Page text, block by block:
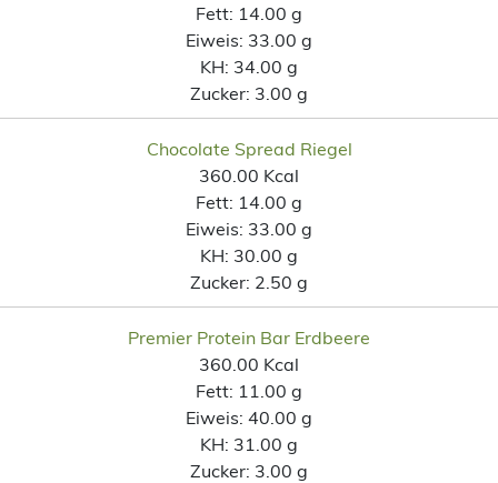
Fett: 14.00 g
Eiweis: 33.00 g
KH: 34.00 g
Zucker: 3.00 g
Chocolate Spread Riegel
360.00 Kcal
Fett: 14.00 g
Eiweis: 33.00 g
KH: 30.00 g
Zucker: 2.50 g
Premier Protein Bar Erdbeere
360.00 Kcal
Fett: 11.00 g
Eiweis: 40.00 g
KH: 31.00 g
Zucker: 3.00 g